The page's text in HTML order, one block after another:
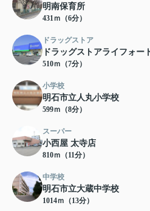
明南保育所
431ｍ（6分）
ドラッグストア
ドラッグストアライフォー
510ｍ（7分）
小学校
明石市立人丸小学校
599ｍ（8分）
スーパー
小西屋 太寺店
810ｍ（11分）
中学校
明石市立大蔵中学校
1014ｍ（13分）